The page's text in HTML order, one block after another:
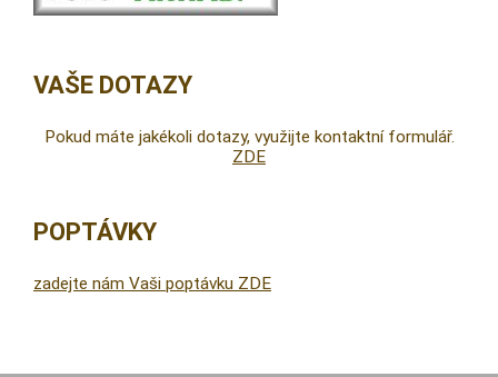
VAŠE DOTAZY
Pokud máte jakékoli dotazy, využijte kontaktní formulář.
ZDE
POPTÁVKY
zadejte nám Vaši poptávku ZDE